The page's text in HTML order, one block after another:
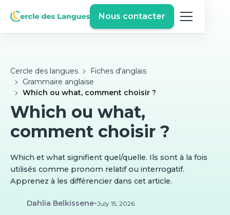
Nous contacter
Cercle des langues
Fiches d'anglais
Grammaire anglaise
Which ou what, comment choisir ?
Which ou what,
comment choisir ?
Which et what signifient quel/quelle. Ils sont à la fois
utilisés comme pronom relatif ou interrogatif.
Apprenez à les différencier dans cet article.
Dahlia Belkissene-July 15, 2026